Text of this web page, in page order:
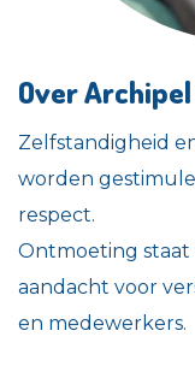
Over
Zelfstandigheid
worden
respect.
Ontmoeting
aandacht voor
en medewerkers.